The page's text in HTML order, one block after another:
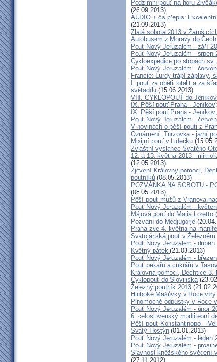
Podzimní pouť na horu
(26.09.2013)
AUDIO + čs přepis:
(21.09.2013)
Zlatá sobota 2013 v
Autobusem z Moravy do Čech
Pouť Nový Jeruzalém - září
Pouť Nový Jeruzalém - srpen
Cykloexpedice po stopách
Pouť Nový Jeruzalém -
Francie: Lurdy trápí záplavy,
I. pouť za oběti totalit a za
světadílu (15.06.2013)
VIII. CYKLOPOUŤ do
IX. Pěší pouť Praha -
IX. Pěší pouť Praha -
Pouť Nový Jeruzalém -
V novinách o pěší pouti z
Oznámení: Turzovka - jarní
Misijní pouť v Lidečku
Zvláštní vyslanec Svatého
12. a 13. května 2013 -
(12.05.2013)
Zjevení Královny pomoci,
poutníků (08.05.2013)
POZVÁNKA NA SOBOTU -
(08.05.2013)
Pěší pouť mužů z Vranova
Pouť Nový Jeruzalém -
Májová pouť do Maria Loretto
Pozvání do Medjugorje
Praha zve 4. května na
Svatojánská pouť v Železném
Pouť Nový Jeruzalém - duben
Květný pátek (21.03.2013)
Pouť Nový Jeruzalém -
Pouť pekařů a cukrářů v
Královna pomoci, Dechtice
Cyklopouť do Slovinska
Železný poutník 2013
Hluboké Mašůvky v Roce víry
Plnomocné odpustky v Roce
Pouť Nový Jeruzalém - únor
6. celoslovenský modlitební
Pěší pouť Konstantinopol -
Svatý Hostýn (01.01.2013)
Pouť Nový Jeruzalém - leden
Pouť Nový Jeruzalém -
Slavnost kněžského svěcení
(27.11.2012)